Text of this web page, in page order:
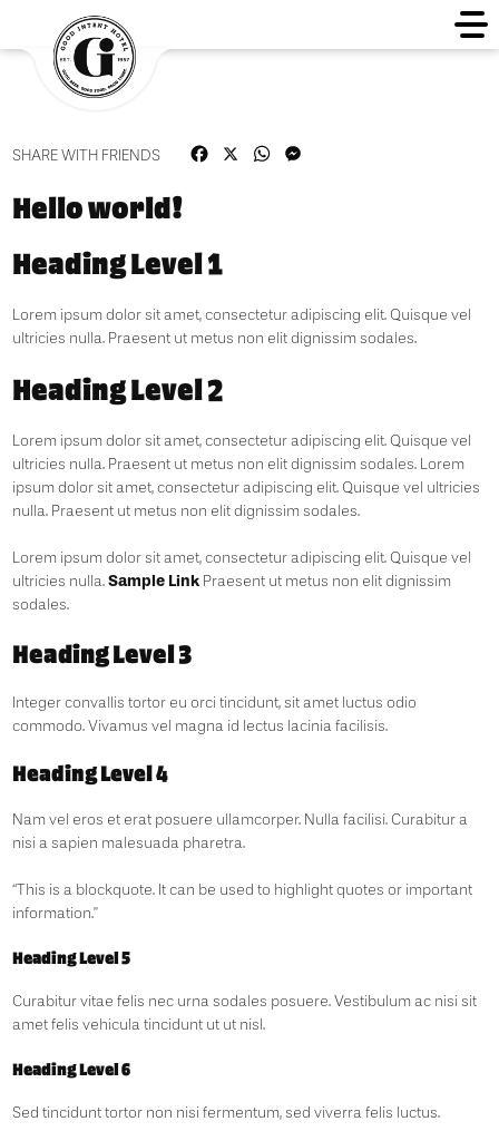
SHARE WITH FRIENDS FacebookWhatsApp
Hello world!
Heading Level 1
Lorem ipsum dolor sit amet, consectetur adipiscing elit. Quisque vel
ultricies nulla. Praesent ut metus non elit dignissim sodales.
Heading Level 2
Lorem ipsum dolor sit amet, consectetur adipiscing elit. Quisque vel
ultricies nulla. Praesent ut metus non elit dignissim sodales. Lorem
ipsum dolor sit amet, consectetur adipiscing elit. Quisque vel ultricies
nulla. Praesent ut metus non elit dignissim sodales.
Lorem ipsum dolor sit amet, consectetur adipiscing elit. Quisque vel
ultricies nulla. Sample LinkPraesent ut metus non elit dignissim
sodales.
Heading Level 3
Integer convallis tortor eu orci tincidunt, sit amet luctus odio
commodo. Vivamus vel magna id lectus lacinia facilisis.
Heading Level 4
Nam vel eros et erat posuere ullamcorper. Nulla facilisi. Curabitur a
nisi a sapien malesuada pharetra.
“This is a blockquote. It can be used to highlight quotes or important
information.”
Heading Level 5
Curabitur vitae felis nec urna sodales posuere. Vestibulum ac nisi sit
amet felis vehicula tincidunt ut ut nisl.
Heading Level 6
Sed tincidunt tortor non nisi fermentum, sed viverra felis luctus.